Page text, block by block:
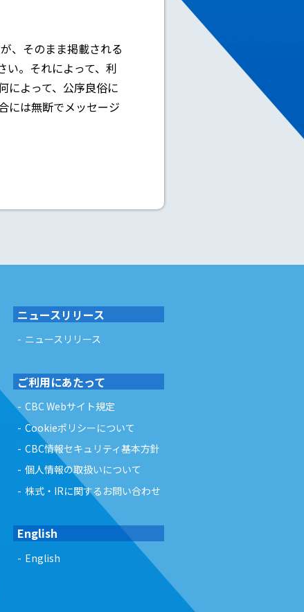
、そのまま掲載される
い。それによって、利
によって、公序良俗に
には無断でメッセージ
ニュースリリース
ニュースリリース
ご利用にあたって
CBC Webサイト規定
Cookieポリシーについて
CBC情報セキュリティ基本方針
個人情報の取扱いについて
株式・IRに関するお問い合わせ
English
English